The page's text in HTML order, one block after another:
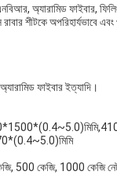
অ্যারামিড ফাইবার,
শীটকে অপরিহার্যভাবে
ফাইবার ইত্যাদি।
500 কেজি, 1000 কেজি